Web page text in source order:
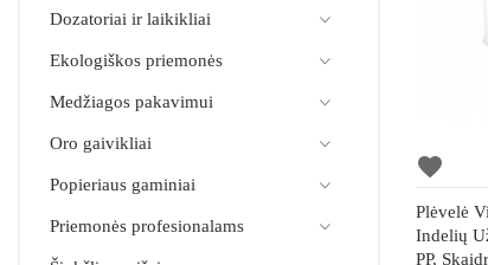
Dozatoriai ir laikikliai
Ekologiškos priemonės
Medžiagos pakavimui
Oro gaivikliai
Popieriaus gaminiai
Priemonės profesionalams
favorite
Plėvelė
Indelių
PP,